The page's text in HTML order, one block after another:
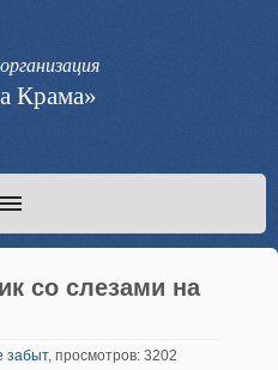
Крама»
со слезами на
забыт, просмотров: 3202